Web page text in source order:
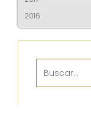
2016